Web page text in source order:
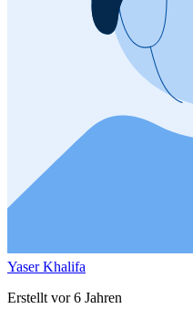
Yaser Khalifa
Erstellt vor 6 Jahren